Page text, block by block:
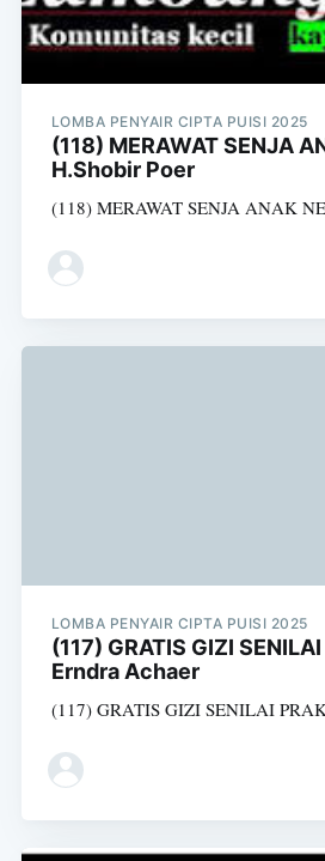
LOMBA PENYAIR CIPTA PUISI 2025
(118) MERAWAT SENJA
H.Shobir Poer
(118) MERAWAT SENJA ANAK
LOMBA PENYAIR CIPTA PUISI 2025
(117) GRATIS GIZI
Erndra Achaer
(117) GRATIS GIZI SENILAI